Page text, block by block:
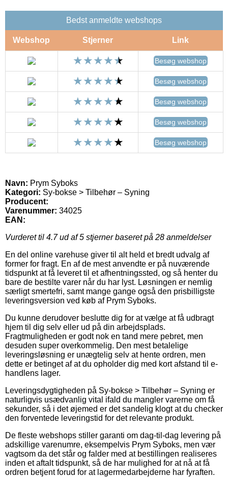
Bedst anmeldte webshops
Webshop Stjerner Link
Besøg webshop
Besøg webshop
Besøg webshop
Besøg webshop
Besøg webshop
Navn: Prym Syboks
Kategori: Sy-bokse > Tilbehør – Syning
Producent:
Varenummer: 34025
EAN:
Vurderet til 4.7ud af 5 stjerner baseret på 28 anmeldelser
En del online varehuse giver til alt held et bredt udvalg af
former for fragt. En af de mest anvendte er på nuværende
tidspunkt at få leveret til et afhentningssted, og så henter du
bare de bestilte varer når du har lyst. Løsningen er nemlig
særligt smertefri, samt mange gange også den prisbilligste
leveringsversion ved køb af Prym Syboks.
Du kunne derudover beslutte dig for at vælge at få udbragt
hjem til dig selv eller ud på din arbejdsplads.
Fragtmuligheden er godt nok en tand mere pebret, men
desuden super overkommelig. Den mest betalelige
leveringsløsning er unægtelig selv at hente ordren, men
dette er betinget af at du opholder dig med kort afstand til e-
handlens lager.
Leveringsdygtigheden på Sy-bokse > Tilbehør – Syning er
naturligvis usædvanlig vital ifald du mangler varerne om få
sekunder, så i det øjemed er det sandelig klogt at du checker
den forventede leveringstid for det relevante produkt.
De fleste webshops stiller garanti om dag-til-dag levering på
adskillige varenumre, eksempelvis Prym Syboks, men vær
vagtsom da det står og falder med at bestillingen realiseres
inden et aftalt tidspunkt, så de har mulighed for at nå at få
ordren betjent forud for at lagermedarbejderne har fyraften.